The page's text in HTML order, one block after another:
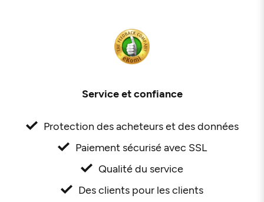
Service et confiance
Protection des acheteurs et des données
Paiement sécurisé avec SSL
Qualité du service
Des clients pour les clients